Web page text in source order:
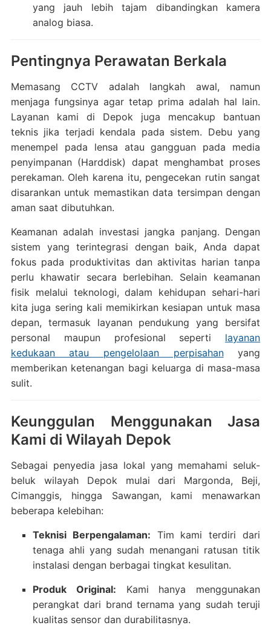
yang jauh lebih tajam dibandingkan kamera
analog biasa.
Pentingnya Perawatan Berkala
Memasang CCTV adalah langkah awal, namun
menjaga fungsinya agar tetap prima adalah hal lain.
Layanan kami di Depok juga mencakup bantuan
teknis jika terjadi kendala pada sistem. Debu yang
menempel pada lensa atau gangguan pada media
penyimpanan (Harddisk) dapat menghambat proses
perekaman. Oleh karena itu, pengecekan rutin sangat
disarankan untuk memastikan data tersimpan dengan
aman saat dibutuhkan.
Keamanan adalah investasi jangka panjang. Dengan
sistem yang terintegrasi dengan baik, Anda dapat
fokus pada produktivitas dan aktivitas harian tanpa
perlu khawatir secara berlebihan. Selain keamanan
fisik melalui teknologi, dalam kehidupan sehari-hari
kita juga sering kali memikirkan kesiapan untuk masa
depan, termasuk layanan pendukung yang bersifat
personal maupun profesional seperti layanan
kedukaan atau pengelolaan perpisahanyang
memberikan ketenangan bagi keluarga di masa-masa
sulit.
Keunggulan Menggunakan Jasa
Kami di Wilayah Depok
Sebagai penyedia jasa lokal yang memahami seluk-
beluk wilayah Depok mulai dari Margonda, Beji,
Cimanggis, hingga Sawangan, kami menawarkan
beberapa kelebihan:
Teknisi Berpengalaman: Tim kami terdiri dari
tenaga ahli yang sudah menangani ratusan titik
instalasi dengan berbagai tingkat kesulitan.
Produk Original: Kami hanya menggunakan
perangkat dari brand ternama yang sudah teruji
kualitas sensor dan durabilitasnya.